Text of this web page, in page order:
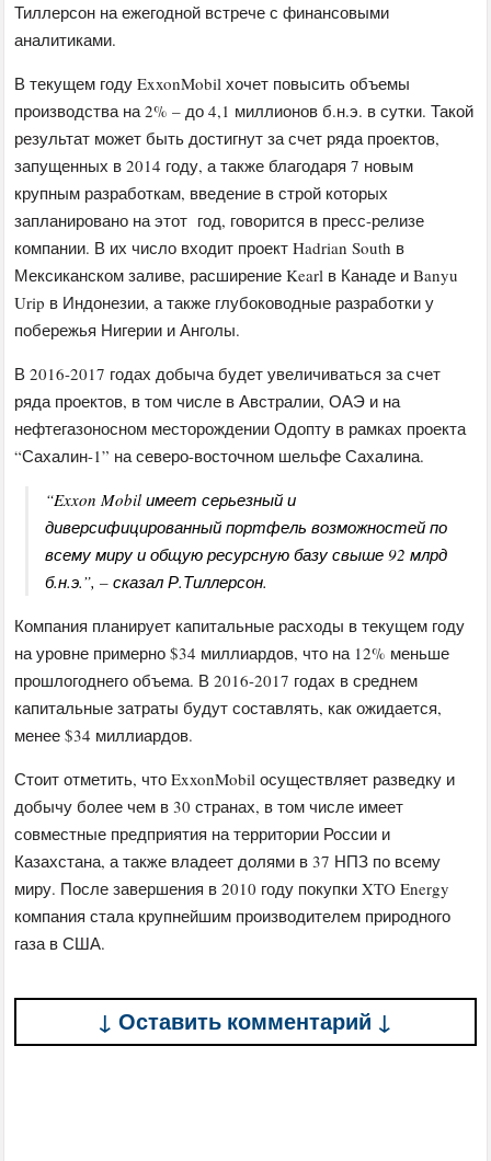
Тиллерсон на ежегодной встрече с финансовыми
аналитиками.
В текущем году ExxonMobil хочет повысить объемы
производства на 2% – до 4,1 миллионов б.н.э. в сутки. Такой
результат может быть достигнут за счет ряда проектов,
запущенных в 2014 году, а также благодаря 7 новым
крупным разработкам, введение в строй которых
запланировано на этот год, говорится в пресс-релизе
компании. В их число входит проект Hadrian South в
Мексиканском заливе, расширение Kearl в Канаде и Banyu
Urip в Индонезии, а также глубоководные разработки у
побережья Нигерии и Анголы.
В 2016-2017 годах добыча будет увеличиваться за счет
ряда проектов, в том числе в Австралии, ОАЭ и на
нефтегазоносном месторождении Одопту в рамках проекта
“Сахалин-1” на северо-восточном шельфе Сахалина.
“Exxon Mobil имеет серьезный и
диверсифицированный портфель возможностей по
всему миру и общую ресурсную базу свыше 92 млрд
б.н.э.”, – сказал Р.Тиллерсон.
Компания планирует капитальные расходы в текущем году
на уровне примерно $34 миллиардов, что на 12% меньше
прошлогоднего объема. В 2016-2017 годах в среднем
капитальные затраты будут составлять, как ожидается,
менее $34 миллиардов.
Стоит отметить, что ExxonMobil осуществляет разведку и
добычу более чем в 30 странах, в том числе имеет
совместные предприятия на территории России и
Казахстана, а также владеет долями в 37 НПЗ по всему
миру. После завершения в 2010 году покупки XTO Energy
компания стала крупнейшим производителем природного
газа в США.
↓ Оставить комментарий ↓